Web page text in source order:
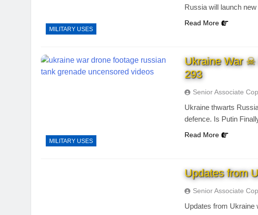
MILITARY USES
Russia will launch
Read More
MILITARY USES
Ukraine War ☠
293
Senior Associate
Ukraine thwarts
defence. Is Putin
Read More
Updates from
Senior Associate
Updates from Ukraine